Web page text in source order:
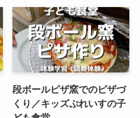
段ボールピザ窯でのピザづ
くり／キッズぷれいすの子